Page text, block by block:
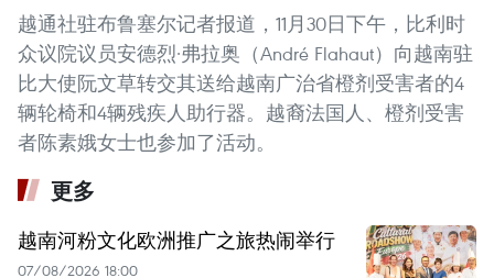
越通社驻布鲁塞尔记者报道，11月30日下午，比利时
众议院议员安德烈·弗拉奥（André Flahaut）向越南驻
比大使阮文草转交其送给越南广治省橙剂受害者的4
辆轮椅和4辆残疾人助行器。越裔法国人、橙剂受害
者陈素娥女士也参加了活动。
更多
越南河粉文化欧洲推广之旅热闹举行
07/08/2026 18:00